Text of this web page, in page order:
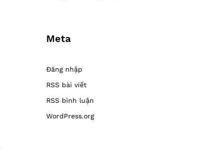
Meta
Đăng nhập
RSS bài viết
RSS bình luận
WordPress.org